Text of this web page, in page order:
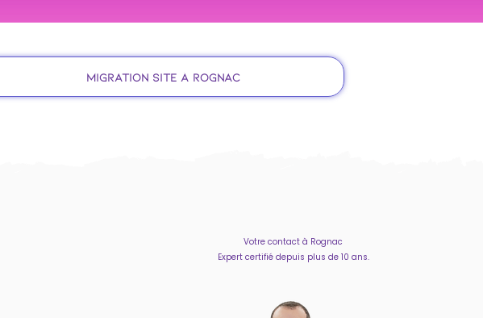
Migration site à Rognac
Votre contact à Rognac
Expert certifié depuis plus de 10 ans.